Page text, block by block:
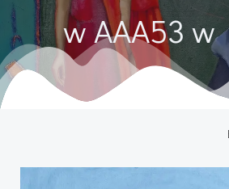
w AAA53 w